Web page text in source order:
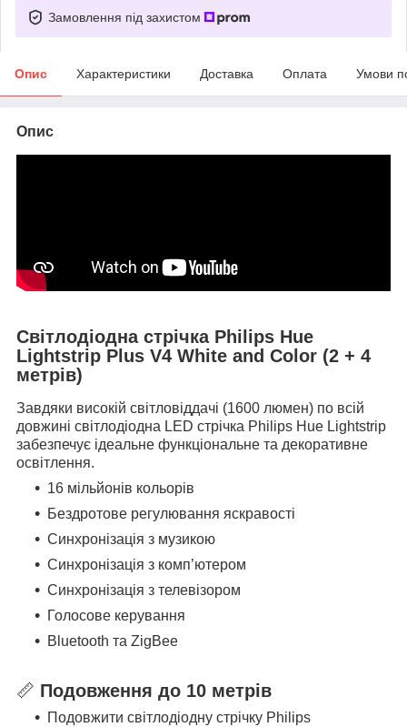
Замовлення під захистом
Опис Характеристики Доставка Оплата Умови
Опис
Світлодіодна стрічка Philips Hue
Lightstrip Plus V4 White and Color (2 + 4
метрів)
Завдяки високій світловіддачі (1600 люмен) по всій
довжині світлодіодна LED стрічка Philips Hue Lightstrip
забезпечує ідеальне функціональне та декоративне
освітлення.
16 мільйонів кольорів
Бездротове регулювання яскравості
Синхронізація з музикою
Синхронізація з комп’ютером
Синхронізація з телевізором
Голосове керування
Bluetooth та ZigBee
📏 Подовження до 10 метрів
Подовжити світлодіодну стрічку Philips